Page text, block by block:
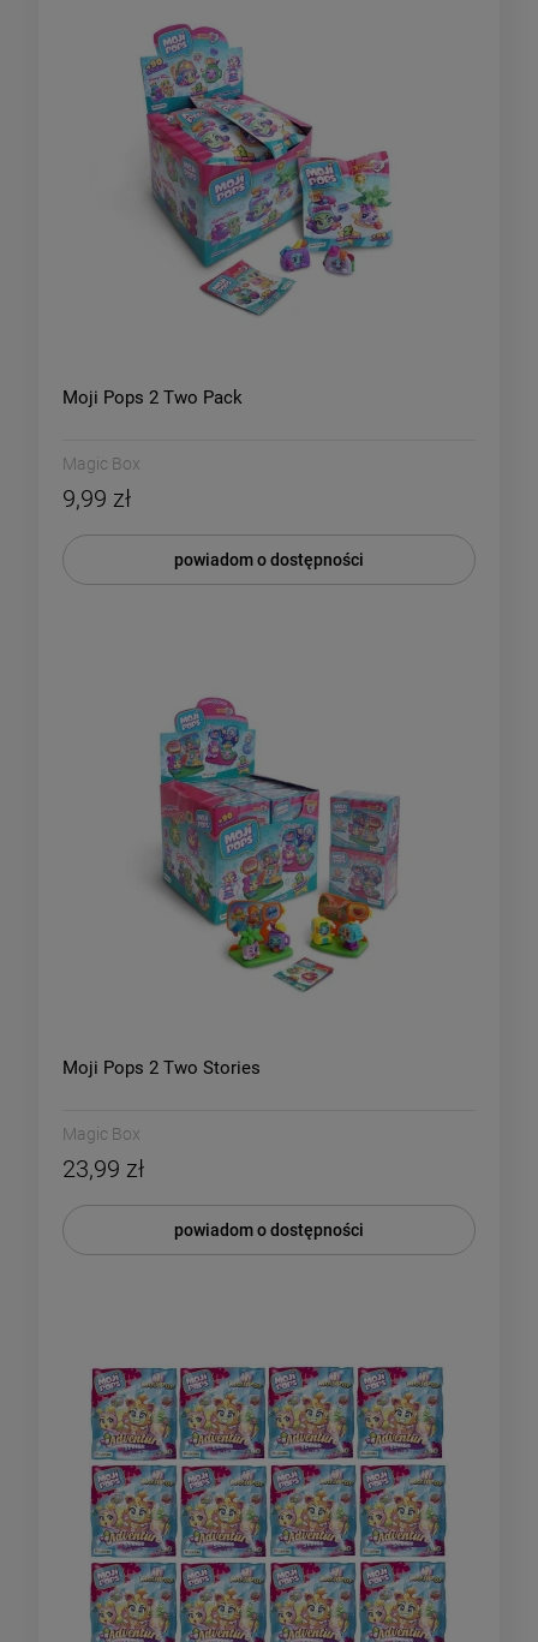
Moji Pops 2 Two Pack
Magic Box
9,99 zł
powiadom o dostępności
Moji Pops 2 Two Stories
Magic Box
23,99 zł
powiadom o dostępności